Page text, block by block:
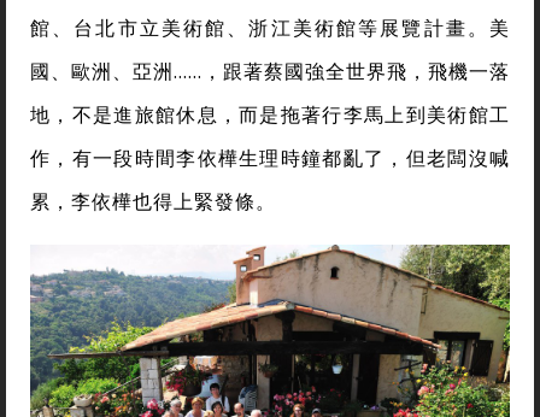
館、台北市立美術館、浙江美術館等展覽計畫。美
國、歐洲、亞洲……，跟著蔡國強全世界飛，飛機一落
地，不是進旅館休息，而是拖著行李馬上到美術館工
作，有一段時間李依樺生理時鐘都亂了，但老闆沒喊
累，李依樺也得上緊發條。